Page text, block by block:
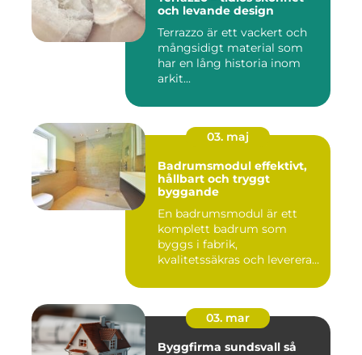
och levande design
Terrazzo är ett vackert och
mångsidigt material som
har en lång historia inom
arkit...
03. maj
Badrumsmodul effektivt,
hållbart och tryggt
byggande
En badrumsmodul är ett
komplett badrum som
byggs i fabrik,
kvalitetssäkras och levereras
03. mar
Byggfirma sundsvall så